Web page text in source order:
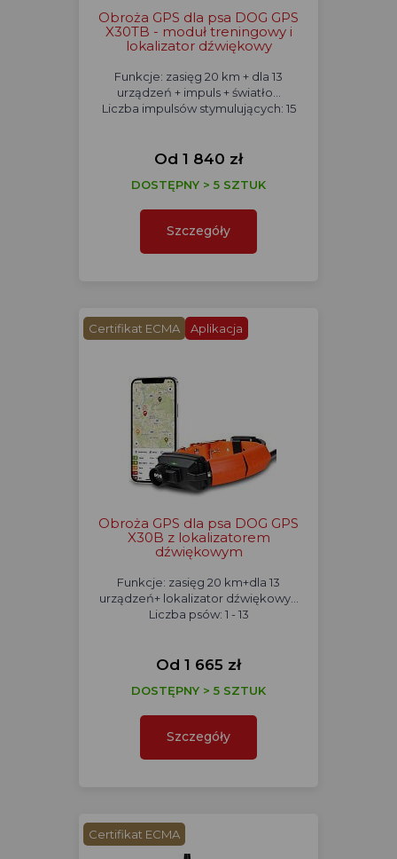
Obroża GPS dla psa DOG GPS
X30TB - moduł treningowy i
lokalizator dźwiękowy
Funkcje: zasięg 20 km + dla 13
urządzeń + impuls + światło...
Liczba impulsów stymulujących: 15
Od 1 840 zł
DOSTĘPNY > 5 SZTUK
Szczegóły
Certifikat ECMA Aplikacja
Obroża GPS dla psa DOG GPS
X30B z lokalizatorem
dźwiękowym
Funkcje: zasięg 20 km+dla 13
urządzeń+ lokalizator dźwiękowy...
Liczba psów: 1 - 13
Od 1 665 zł
DOSTĘPNY > 5 SZTUK
Szczegóły
Certifikat ECMA